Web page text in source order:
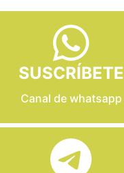
SUSCRÍBETE
Canal de whatsapp